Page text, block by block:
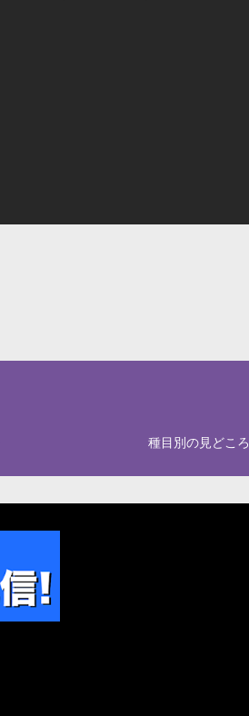
種目別の見どころ